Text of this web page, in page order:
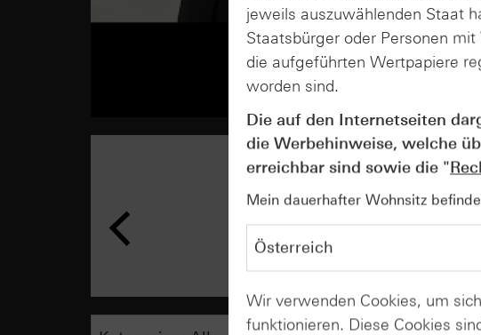
AUGUST
jeweils auszuwählenden Staat
Staatsbürger oder Personen
die aufgeführten Wertpapiere
worden sind.
Die auf den Internetseiten
die Werbehinweise, welche
erreichbar sind sowie die "
Mein dauerhafter Wohnsitz
Wir verwenden Cookies, um
funktionieren. Diese Cookies